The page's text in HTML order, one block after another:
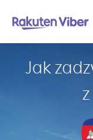
Jak